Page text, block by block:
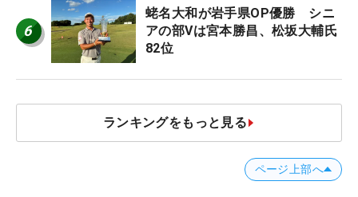
6
蛯名大和が岩手県OP優勝 シニ
アの部Vは宮本勝昌、松坂大輔氏
82位
ランキングをもっと見る
ページ上部へ